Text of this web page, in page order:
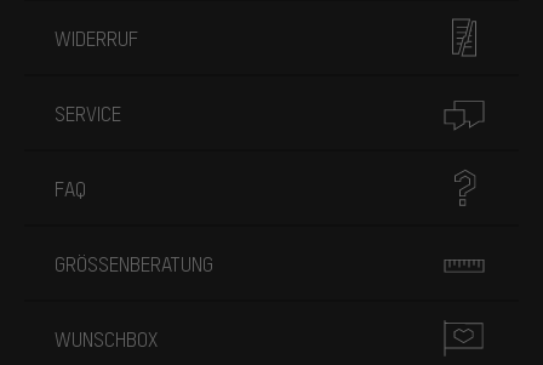
WIDERRUF
SERVICE
FAQ
GRÖSSENBERATUNG
WUNSCHBOX